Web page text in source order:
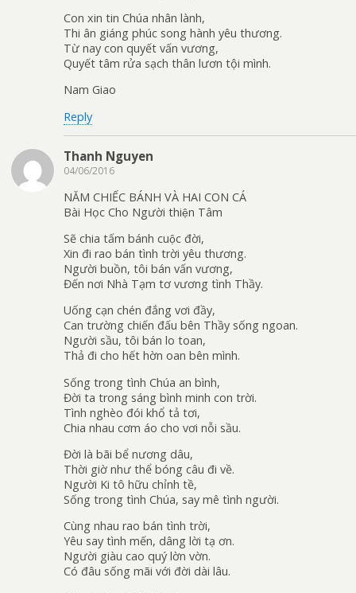
Con xin tin Chúa nhân lành,
Thi ân giáng phúc song hành yêu thương.
Từ nay con quyết vấn vương,
Quyết tâm rửa sạch thân lươn tội mình.
Nam Giao
Reply
Thanh Nguyen
04/06/2016
NĂM CHIẾC BÁNH VÀ HAI CON CÁ
Bài Học Cho Người thiện Tâm
Sẽ chia tấm bánh cuộc đời,
Xin đi rao bán tình trời yêu thương.
Người buồn, tôi bán vấn vương,
Đến nơi Nhà Tạm tơ vương tình Thầy.
Uống cạn chén đắng vơi đầy,
Can trường chiến đấu bên Thầy sống ngoan.
Người sầu, tôi bán lo toan,
Thả đi cho hết hờn oan bên mình.
Sống trong tình Chúa an bình,
Đời ta trong sáng bình minh con trời.
Tình nghèo đói khổ tả tơi,
Chia nhau cơm áo cho vơi nỗi sầu.
Đời là bãi bể nương dâu,
Thời giờ như thể bóng câu đi về.
Người Ki tô hữu chỉnh tề,
Sống trong tình Chúa, say mê tình người.
Cùng nhau rao bán tình trời,
Yêu say tình mến, dâng lời tạ ơn.
Người giàu cao quý lờn vờn.
Có đâu sống mãi với đời dài lâu.